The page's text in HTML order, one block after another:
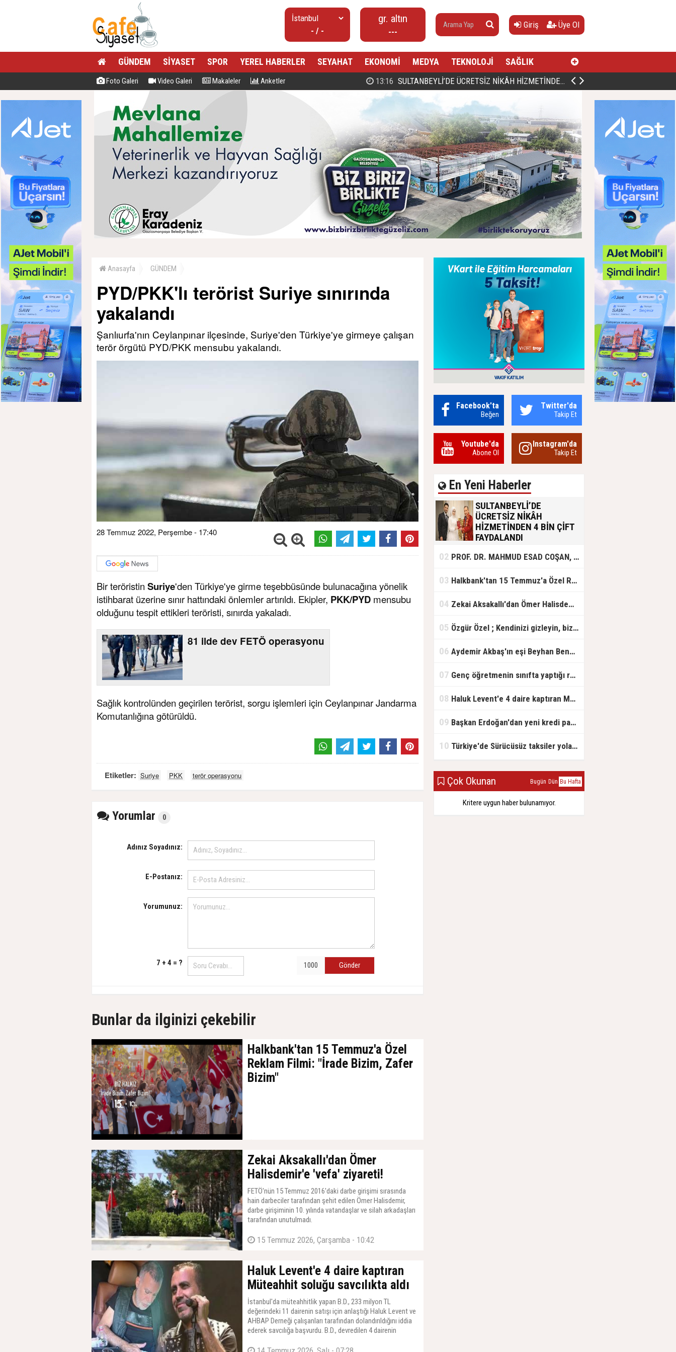
- / -
gr. altın
---
Giriş Üye Ol
GÜNDEM SİYASET SPOR YEREL HABERLER SEYAHAT EKONOMİ MEDYA TEKNOLOJİ SAĞLIK
Foto Galeri Video Galeri Makaleler Anketler 00:27 PROF. DR. MAHMUD ESAD COŞAN, DOĞUMUNUN HİCRÎ 91. YILINDA ELAZIĞ'DA YÂD EDİLECEK
Anasayfa GÜNDEM
PYD/PKK'lı terörist Suriye sınırında
yakalandı
Şanlıurfa'nın Ceylanpınar ilçesinde, Suriye'den Türkiye'ye girmeye çalışan
terör örgütü PYD/PKK mensubu yakalandı.
28 Temmuz 2022, Perşembe - 17:40
Bir teröristin Suriye'den Türkiye'ye girme teşebbüsünde bulunacağına yönelik
istihbarat üzerine sınır hattındaki önlemler artırıldı. Ekipler, PKK/PYD mensubu
olduğunu tespit ettikleri teröristi, sınırda yakaladı.
81 ilde dev FETÖ operasyonu
Sağlık kontrolünden geçirilen terörist, sorgu işlemleri için Ceylanpınar Jandarma
Komutanlığına götürüldü.
Etiketler: Suriye PKK terör operasyonu
Yorumlar 0
Adınız Soyadınız:
E-Postanız:
Yorumunuz:
7 + 4 = ? Gönder
Bunlar da ilginizi çekebilir
Halkbank'tan 15 Temmuz'a Özel
Reklam Filmi: "İrade Bizim, Zafer
Bizim"
Zekai Aksakallı'dan Ömer
Halisdemir'e 'vefa' ziyareti!
FETÖ'nün 15 Temmuz 2016'daki darbe girişimi sırasında
hain darbeciler tarafından şehit edilen Ömer Halisdemir,
darbe girişiminin 10. yılında vatandaşlar ve silah arkadaşları
tarafından unutulmadı.
15 Temmuz 2026, Çarşamba - 10:42
Haluk Levent'e 4 daire kaptıran
Müteahhit soluğu savcılıkta aldı
İstanbul'da müteahhitlik yapan B.D., 233 milyon TL
değerindeki 11 dairenin satışı için anlaştığı Haluk Levent ve
AHBAP Derneği çalışanları tarafından dolandırıldığını iddia
ederek savcılığa başvurdu. B.D., devredilen 4 dairenin
Facebook'ta
Beğen
Twitter'da
Takip Et
Youtube'da
Abone Ol
Instagram'da
Takip Et
En Yeni Haberler
SULTANBEYLİ’DE
ÜCRETSİZ NİKÂH
HİZMETİNDEN 4 BİN ÇİFT
FAYDALANDI
olan gençlere destek amacıyla
başlattığı ücretsiz nikâh hizmetini
başlattıklarını belirten Sultanbeyli
ücretsiz hizmet vermenin
02 PROF. DR. MAHMUD ESAD COŞAN, DOĞUMUNUN HİCRÎ 91. YILINDA ELAZIĞ'DA YÂD EDİLECEK
03 Halkbank'tan 15 Temmuz'a Özel Reklam Filmi: "İrade Bizim, Zafer Bizim"
04 Zekai Aksakallı'dan Ömer Halisdemir'e 'vefa' ziyareti!
05 Özgür Özel ; Kendinizi gizleyin, bizden işaret bekleyin
06 Aydemir Akbaş'ın eşi Beyhan Benek Akbaş hayatını kaybetti
07 Genç öğretmenin sınıfta yaptığı rezil paylaşım
08 Haluk Levent'e 4 daire kaptıran Müteahhit soluğu savcılıkta aldı
09 Başkan Erdoğan'dan yeni kredi paketi müjdesi: 6 ay geri ödemesiz, 36 ay vadeli
10 Türkiye'de Sürücüsüz taksiler yola çıkmaya hazırlanıyor
Çok Okunan Bugün Dün Bu Hafta
Kritere uygun haber bulunamıyor.